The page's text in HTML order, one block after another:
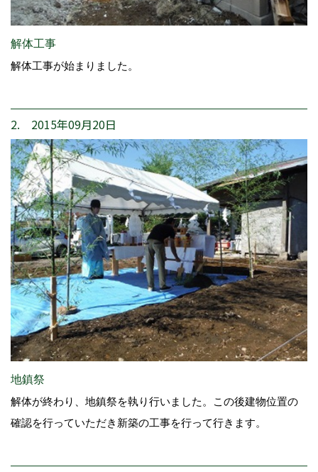
解体工事
解体工事が始まりました。
2. 2015年09月20日
地鎮祭
解体が終わり、地鎮祭を執り行いました。この後建物位置の
確認を行っていただき新築の工事を行って行きます。